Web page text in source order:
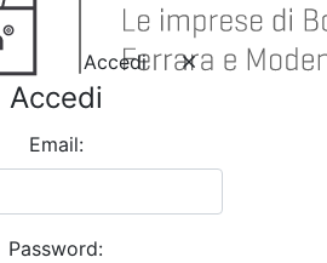
Accedi
Accedi
Email:
Password: